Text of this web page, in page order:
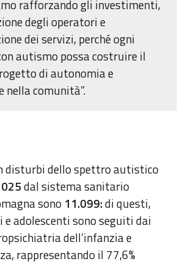
rafforzando gli investimenti,
degli operatori e
dei servizi, perché ogni
autismo possa costruire il
di autonomia e
nella comunità”.
disturbi dello spettro autistico
dal sistema sanitario
sono 11.099:di questi,
adolescenti sono seguiti dai
dell’infanzia e
rappresentando il 77,6%